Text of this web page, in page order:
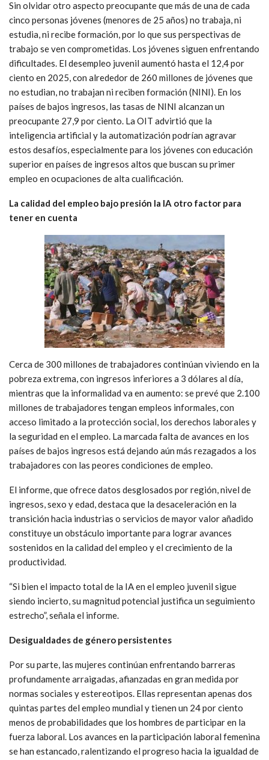
Sin olvidar otro aspecto preocupante que más de una de cada
cinco personas jóvenes (menores de 25 años) no trabaja, ni
estudia, ni recibe formación, por lo que sus perspectivas de
trabajo se ven comprometidas. Los jóvenes siguen enfrentando
dificultades. El desempleo juvenil aumentó hasta el 12,4 por
ciento en 2025, con alrededor de 260 millones de jóvenes que
no estudian, no trabajan ni reciben formación (NINI). En los
países de bajos ingresos, las tasas de NINI alcanzan un
preocupante 27,9 por ciento. La OIT advirtió que la
inteligencia artificial y la automatización podrían agravar
estos desafíos, especialmente para los jóvenes con educación
superior en países de ingresos altos que buscan su primer
empleo en ocupaciones de alta cualificación.
La calidad del empleo bajo presión la IA otro factor para
tener en cuenta
Cerca de 300 millones de trabajadores continúan viviendo en la
pobreza extrema, con ingresos inferiores a 3 dólares al día,
mientras que la informalidad va en aumento: se prevé que 2.100
millones de trabajadores tengan empleos informales, con
acceso limitado a la protección social, los derechos laborales y
la seguridad en el empleo. La marcada falta de avances en los
países de bajos ingresos está dejando aún más rezagados a los
trabajadores con las peores condiciones de empleo.
El informe, que ofrece datos desglosados por región, nivel de
ingresos, sexo y edad, destaca que la desaceleración en la
transición hacia industrias o servicios de mayor valor añadido
constituye un obstáculo importante para lograr avances
sostenidos en la calidad del empleo y el crecimiento de la
productividad.
“Si bien el impacto total de la IA en el empleo juvenil sigue
siendo incierto, su magnitud potencial justifica un seguimiento
estrecho”, señala el informe.
Desigualdades de género persistentes
Por su parte, las mujeres continúan enfrentando barreras
profundamente arraigadas, afianzadas en gran medida por
normas sociales y estereotipos. Ellas representan apenas dos
quintas partes del empleo mundial y tienen un 24 por ciento
menos de probabilidades que los hombres de participar en la
fuerza laboral. Los avances en la participación laboral femenina
se han estancado, ralentizando el progreso hacia la igualdad de